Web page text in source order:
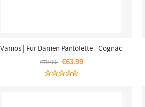
Vamos | Fur Damen Pantolette - Cognac
€79.99 €63.99